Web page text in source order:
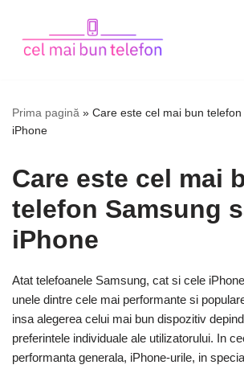
Sari
Prima pagină » Care este cel mai bun
iPhone
Care este cel mai
telefon Samsung
iPhone
Atat telefoanele Samsung, cat si cele
unele dintre cele mai performante si
insa alegerea celui mai bun dispozitiv
preferintele individuale ale utilizatorului. In
performanta generala, iPhone-urile, in